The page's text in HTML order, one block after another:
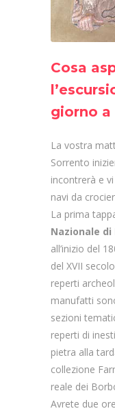
Cosa
giorno a
La vostra
Sorrento
incontrerà e
navi da
La prima
Nazionale di
all’inizio del
del XVII
reperti
manufatti
sezioni
reperti di
pietra alla
collezione
reale dei
Avrete due